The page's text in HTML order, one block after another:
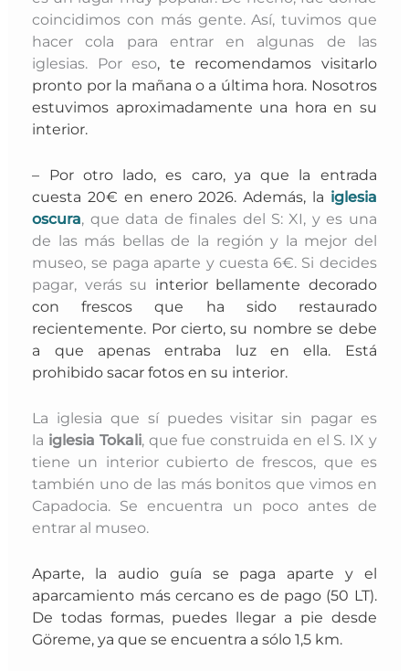
coincidimos con más gente. Así, tuvimos que
hacer cola para entrar en algunas de las
iglesias. Por eso, te recomendamos visitarlo
pronto por la mañana o a última hora. Nosotros
estuvimos aproximadamente una hora en su
interior.
– Por otro lado, es caro, ya que la entrada
cuesta 20€ en enero 2026. Además, la iglesia
oscura, que data de finales del S: XI, y es una
de las más bellas de la región y la mejor del
museo, se paga aparte y cuesta 6€. Si decides
pagar, verás su interior bellamente decorado
con frescos que ha sido restaurado
recientemente. Por cierto, su nombre se debe
a que apenas entraba luz en ella. Está
prohibido sacar fotos en su interior.
La iglesia que sí puedes visitar sin pagar es
la iglesia Tokali, que fue construida en el S. IX y
tiene un interior cubierto de frescos, que es
también uno de las más bonitos que vimos en
Capadocia. Se encuentra un poco antes de
entrar al museo.
Aparte, la audio guía se paga aparte y el
aparcamiento más cercano es de pago (50 LT).
De todas formas, puedes llegar a pie desde
Göreme, ya que se encuentra a sólo 1,5 km.